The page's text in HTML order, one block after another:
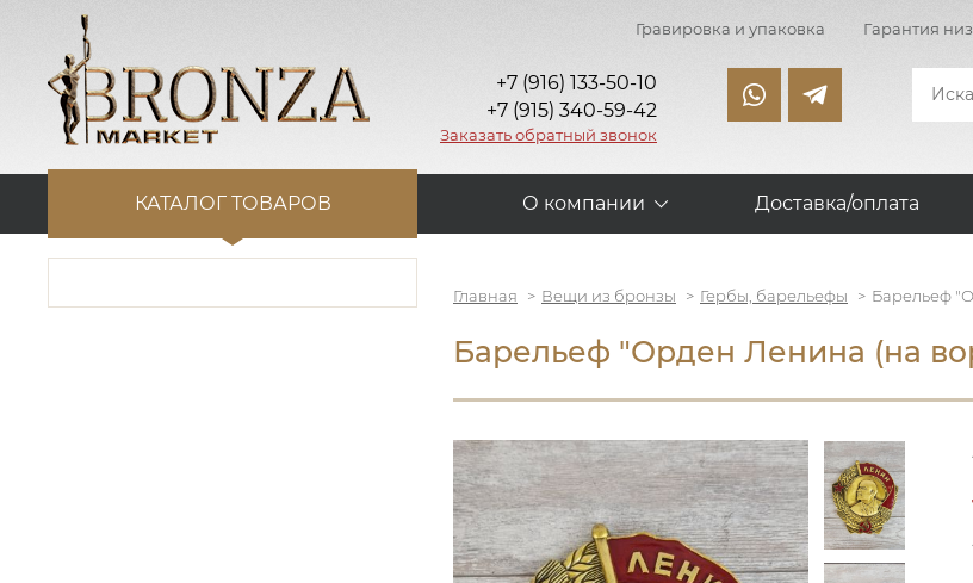
Гравировка и упаковка Гарантия
+7 (916) 133-50-10
+7 (915) 340-59-42
Заказать обратный звонок
КАТАЛОГ ТОВАРОВ О компании Доставка/оплата
Главная Вещи из бронзы Гербы, барельефы Барельеф
Барельеф "Орден Ленина (на